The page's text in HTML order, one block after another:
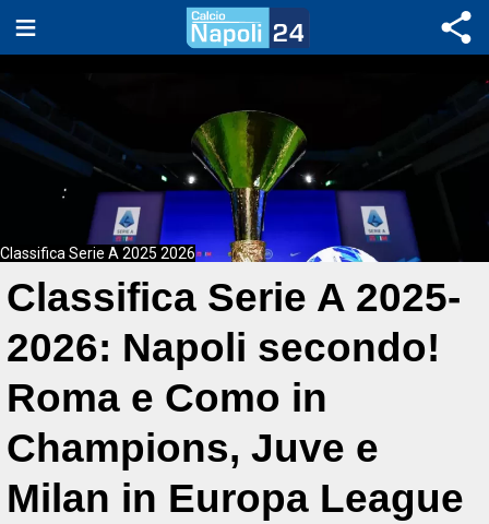
Classifica Serie A 2025 2026
Classifica Serie A 2025-
2026: Napoli secondo!
Roma e Como in
Champions, Juve e
Milan in Europa League